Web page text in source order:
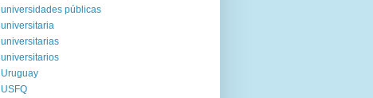
universidades públicas
universitaria
universitarias
universitarios
Uruguay
USFQ